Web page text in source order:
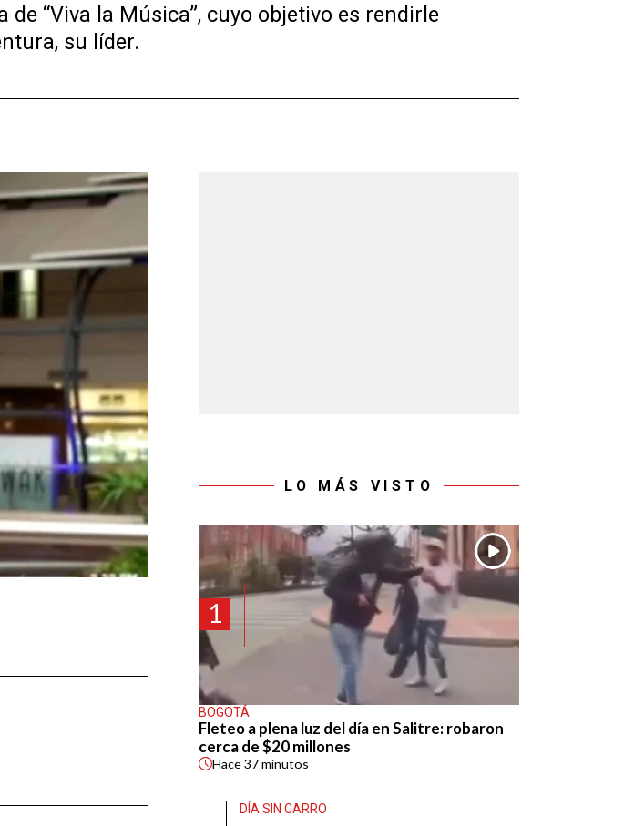
“Viva la Música”, cuyo objetivo es rendirle
su líder.
LO MÁS VISTO
1
BOGOTÁ
Fleteo a plena luz del día en Salitre: robaron
cerca de $20 millones
Hace37 minutos
DÍA SIN CARRO